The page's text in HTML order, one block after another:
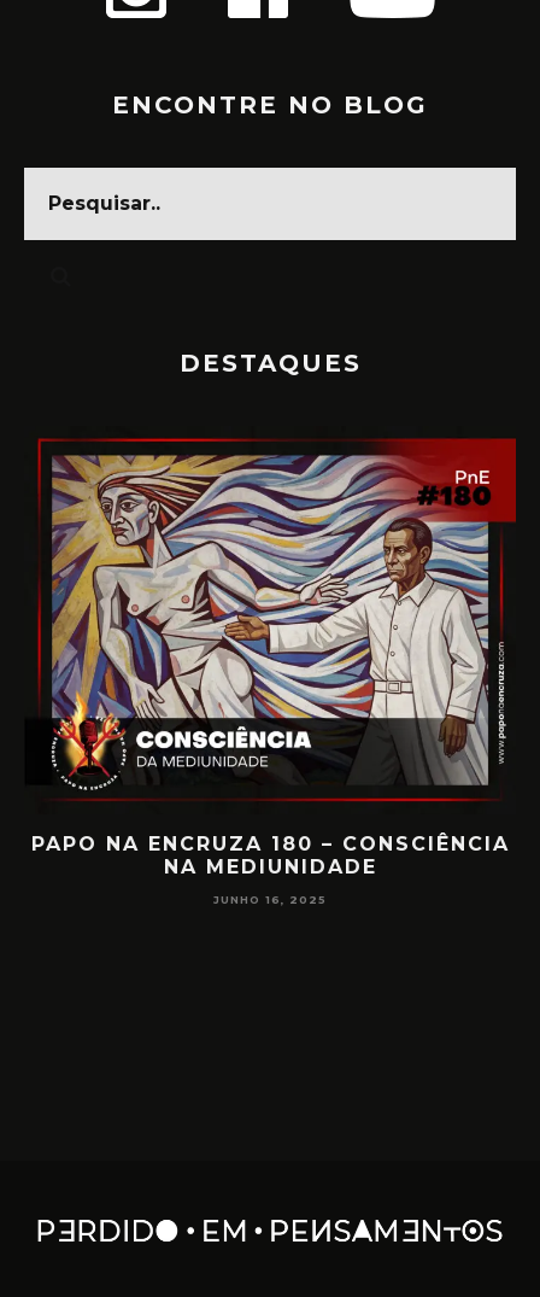
ENCONTRE NO BLOG
DESTAQUES
PAPO NA ENCRUZA 180 – CONSCIÊNCIA
NA MEDIUNIDADE
JUNHO 16, 2025